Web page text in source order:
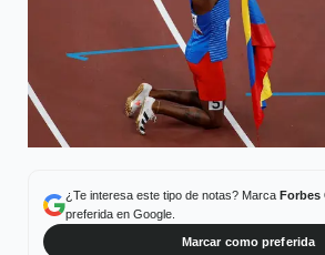
¿Te interesa este tipo de notas? Marca Forbes
preferida en Google.
Marcar como preferida